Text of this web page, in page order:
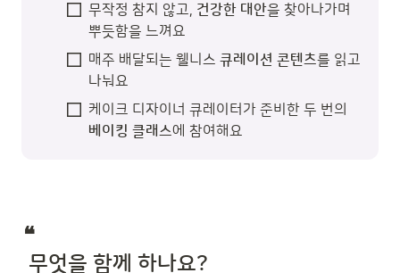
무작정 참지 않고, 건강한 대안을 찾아나가며
뿌듯함을 느껴요
매주 배달되는 웰니스 큐레이션 콘텐츠를 읽고
나눠요
케이크 디자이너 큐레이터가 준비한
베이킹 클래스에 참여해요
❝
무엇을 함께 하나요?